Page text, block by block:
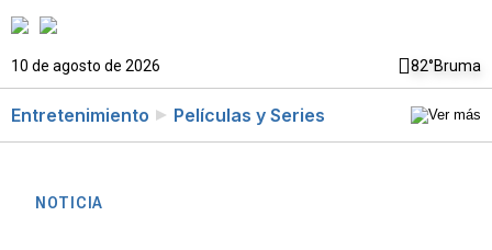
10 de agosto de 2026 82°Bruma
Entretenimiento Películas y Series
NOTICIA